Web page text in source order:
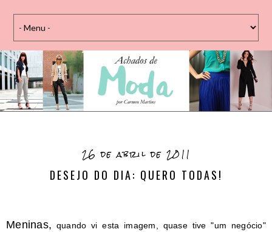
26 de abril de 2011
DESEJO DO DIA: QUERO TODAS!
Meninas, quando vi esta imagem, quase tive "um negócio"